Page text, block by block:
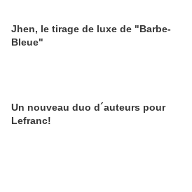
Jhen, le tirage de luxe de "Barbe-
Bleue"
Un nouveau duo d´auteurs pour
Lefranc!